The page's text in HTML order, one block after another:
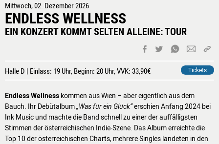
Mittwoch, 02. Dezember 2026
ENDLESS WELLNESS
EIN KONZERT KOMMT SELTEN ALLEINE: TOUR
Halle D | Einlass: 19 Uhr, Beginn: 20 Uhr, VVK: 33,90€ Tickets
Endless Wellness kommen aus Wien – aber eigentlich aus dem
Bauch. Ihr Debütalbum„Was für ein Glück“erschien Anfang 2024 bei
Ink Music und machte die Band schnell zu einer der auffälligsten
Stimmen der österreichischen Indie-Szene. Das Album erreichte die
Top 10 der österreichischen Charts, mehrere Singles landeten in den